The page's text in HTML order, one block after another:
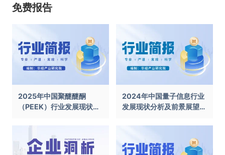
免费报告
2025年中国聚醚醚酮
（PEEK）行业发展现状及
2024年中国量子信息行业
发展现状分析及前景展望报